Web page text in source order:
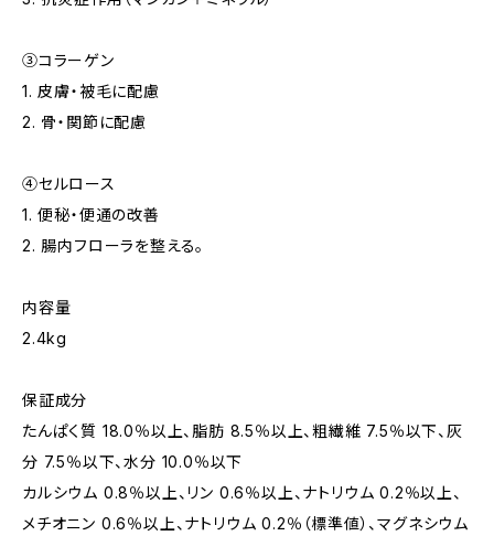
③コラーゲン
1. 皮膚・被毛に配慮
2. 骨・関節に配慮
④セルロース
1. 便秘・便通の改善
2. 腸内フローラを整える。
内容量
2.4kg
保証成分
たんぱく質 18.0％以上、脂肪 8.5％以上、粗繊維 7.5％以下、灰
分 7.5％以下、水分 10.0％以下
カルシウム 0.8％以上、リン 0.6％以上、ナトリウム 0.2％以上、
メチオニン 0.6％以上、ナトリウム 0.2％（標準値）、マグネシウム